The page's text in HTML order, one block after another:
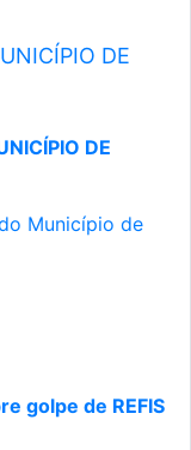
DE
DE
Município de
golpe de REFIS